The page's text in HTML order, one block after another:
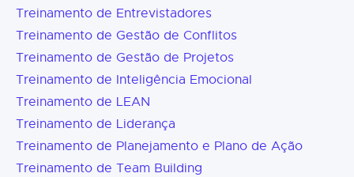
Treinamento de Entrevistadores
Treinamento de Gestão de Conflitos
Treinamento de Gestão de Projetos
Treinamento de Inteligência Emocional
Treinamento de LEAN
Treinamento de Liderança
Treinamento de Planejamento e Plano de Ação
Treinamento de Team Building